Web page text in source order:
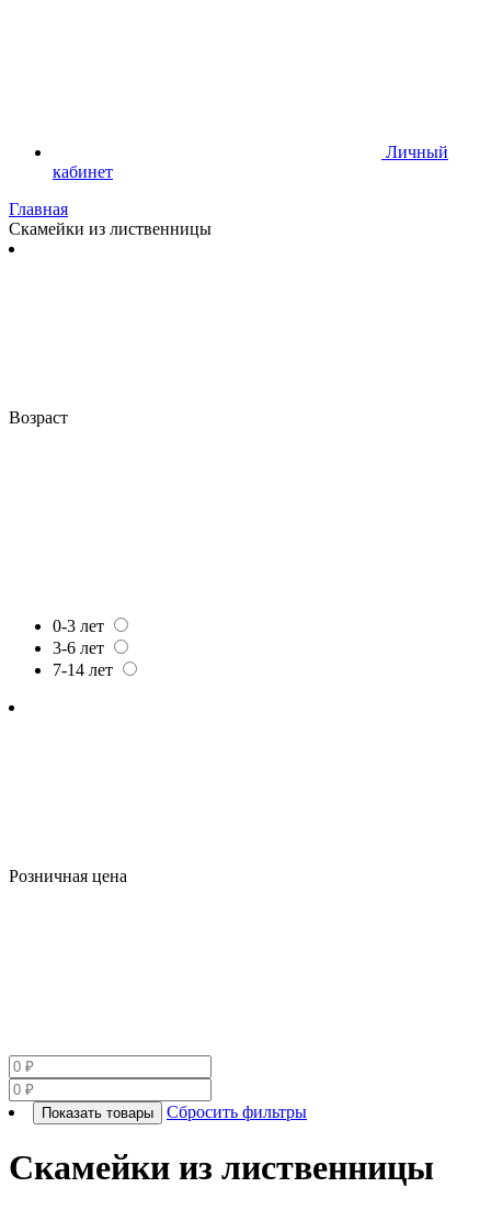
Личный
кабинет
Главная
Скамейки из лиственницы
Возраст
0-3 лет
3-6 лет
7-14 лет
Розничная цена
Показать товары Сбросить фильтры
Скамейки из лиственницы